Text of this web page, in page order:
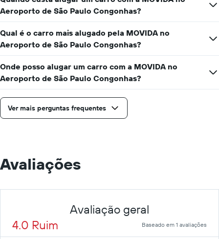
dia
Aeroporto de São Paulo Congonhas?
Qual é o carro mais alugado pela MOVIDA no
Aeroporto de São Paulo Congonhas?
Onde posso alugar um carro com a MOVIDA no
Aeroporto de São Paulo Congonhas?
Ver mais perguntas frequentes
Avaliações
Avaliação geral
4.0 Ruim
Baseado em 1 avaliações